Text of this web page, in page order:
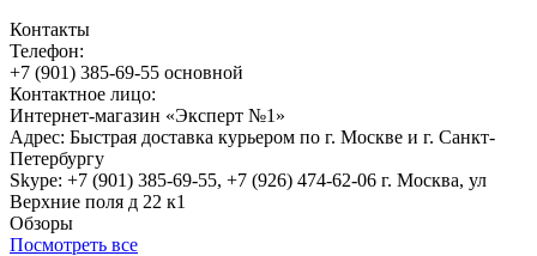
Контакты
Телефон:
+7 (901) 385-69-55 основной
Контактное лицо:
Интернет-магазин «Эксперт №1»
Адрес: Быстрая доставка курьером по г. Москве и г. Санкт-
Петербургу
Skype: +7 (901) 385-69-55, +7 (926) 474-62-06 г. Москва, ул
Верхние поля д 22 к1
Обзоры
Посмотреть все